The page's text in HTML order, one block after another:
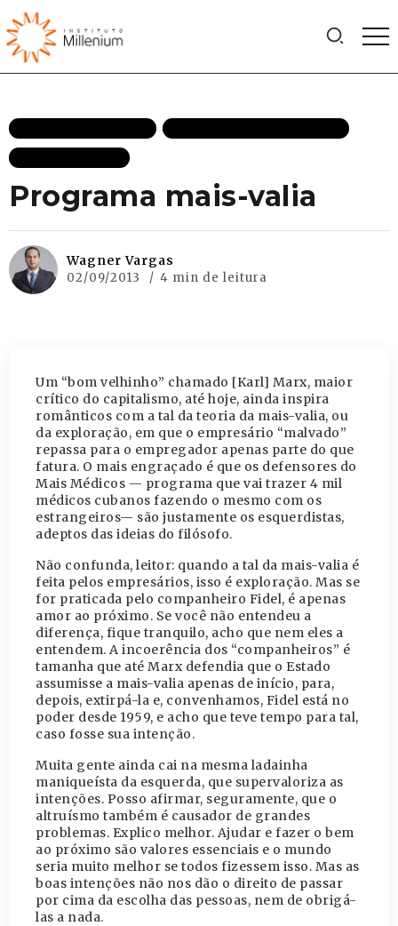
Programa mais-valia
Wagner Vargas
02/09/2013 4 min de leitura
Um “bom velhinho” chamado [Karl] Marx, maior
crítico do capitalismo, até hoje, ainda inspira
românticos com a tal da teoria da mais-valia, ou
da exploração, em que o empresário “malvado”
repassa para o empregador apenas parte do que
fatura. O mais engraçado é que os defensores do
Mais Médicos — programa que vai trazer 4 mil
médicos cubanos fazendo o mesmo com os
estrangeiros— são justamente os esquerdistas,
adeptos das ideias do filósofo.
Não confunda, leitor: quando a tal da mais-valia é
feita pelos empresários, isso é exploração. Mas se
for praticada pelo companheiro Fidel, é apenas
amor ao próximo. Se você não entendeu a
diferença, fique tranquilo, acho que nem eles a
entendem. A incoerência dos “companheiros” é
tamanha que até Marx defendia que o Estado
assumisse a mais-valia apenas de início, para,
depois, extirpá-la e, convenhamos, Fidel está no
poder desde 1959, e acho que teve tempo para tal,
caso fosse sua intenção.
Muita gente ainda cai na mesma ladainha
maniqueísta da esquerda, que supervaloriza as
intenções. Posso afirmar, seguramente, que o
altruísmo também é causador de grandes
problemas. Explico melhor. Ajudar e fazer o bem
ao próximo são valores essenciais e o mundo
seria muito melhor se todos fizessem isso. Mas as
boas intenções não nos dão o direito de passar
por cima da escolha das pessoas, nem de obrigá-
las a nada.